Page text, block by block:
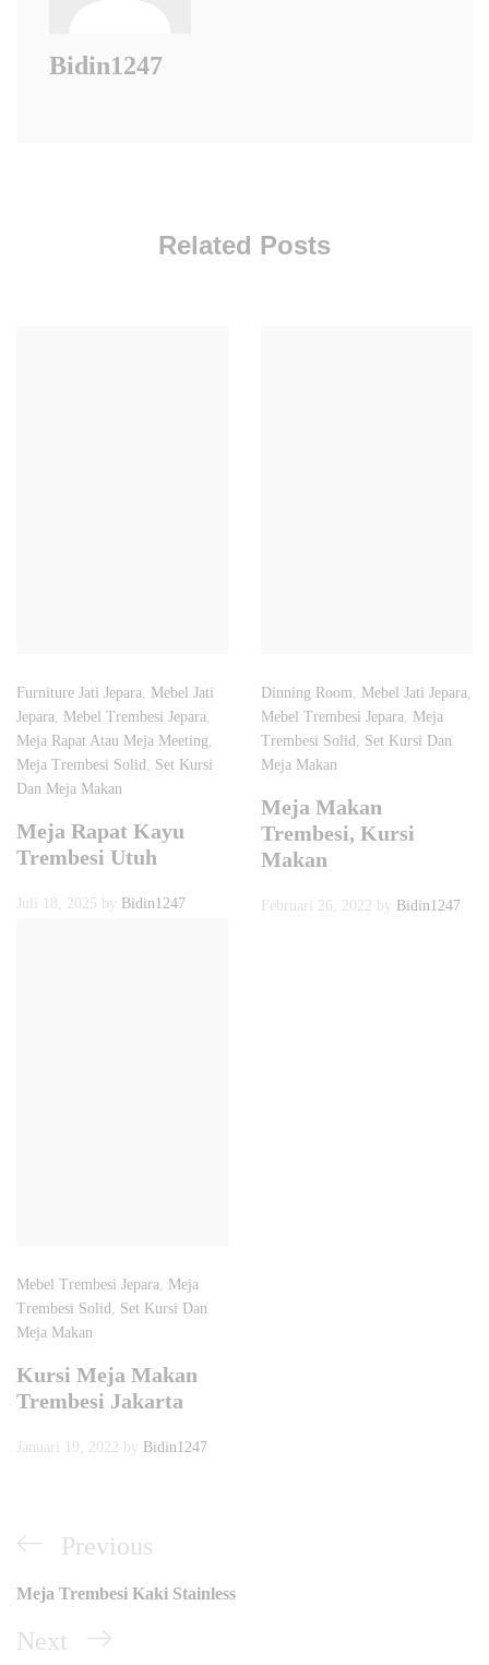
Bidin1247
Related Posts
Furniture Jati Jepara
Mebel Jati
Jepara
Mebel Trembesi Jepara
Meja Rapat Atau Meja Meeting
Meja Trembesi Solid
Set Kursi
Dan Meja Makan
Meja Rapat Kayu
Trembesi Utuh
Juli 18, 2025 by Bidin1247
Dinning Room Mebel Jati Jepara
Mebel Trembesi Jepara
Meja
Trembesi Solid
Set Kursi Dan
Meja Makan
Meja Makan
Trembesi, Kursi
Makan
Februari 26, 2022 by Bidin1247
Mebel Trembesi Jepara
Meja
Trembesi Solid
Set Kursi Dan
Meja Makan
Kursi Meja Makan
Trembesi Jakarta
Januari 19, 2022 by Bidin1247
Navigasi
pos
Previous
Post
Previous
Meja Trembesi Kaki Stainless
Next
Next